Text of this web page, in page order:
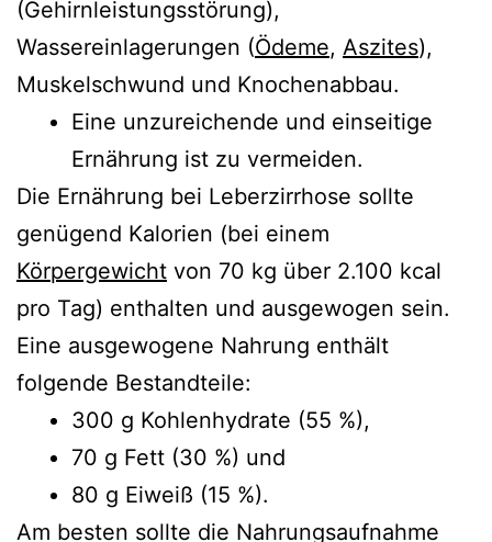
(Gehirnleistungsstörung),
Wassereinlagerungen (Ödeme, Aszites),
Muskelschwund und Knochenabbau.
Eine unzureichende und einseitige
Ernährung ist zu vermeiden.
Die Ernährung bei Leberzirrhose sollte
genügend Kalorien (bei einem
Körpergewicht von 70 kg über 2.100 kcal
pro Tag) enthalten und ausgewogen sein.
Eine ausgewogene Nahrung enthält
folgende Bestandteile:
300 g Kohlenhydrate (55 %),
70 g Fett (30 %) und
80 g Eiweiß (15 %).
Am besten sollte die Nahrungsaufnahme